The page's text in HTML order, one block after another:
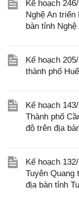
Kế hoạch
Nghệ An
bàn tỉnh Nghệ
Kế hoạch
thành phố
Kế hoạch
Thành phố
độ trên địa
Kế hoạch
Tuyên Quang
địa bàn tỉnh